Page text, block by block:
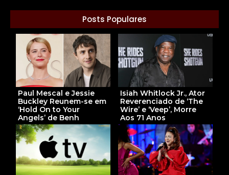
Posts Populares
Paul Mescal e Jessie
Buckley Reunem-se em
‘Hold On to Your
Angels’ de Benh
Isiah Whitlock Jr., Ator
Reverenciado de ‘The
Wire’ e ‘Veep’, Morre
Aos 71 Anos